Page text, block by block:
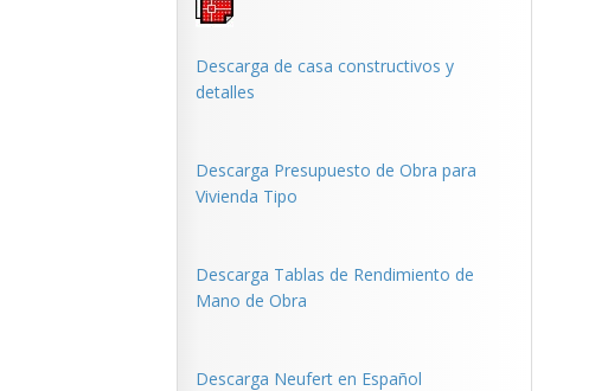
Descarga de casa constructivos y
detalles
Descarga Presupuesto de Obra para
Vivienda Tipo
Descarga Tablas de Rendimiento de
Mano de Obra
Descarga Neufert en Español